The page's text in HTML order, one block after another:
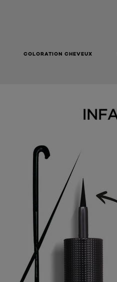
COLORATION CHEVEUX